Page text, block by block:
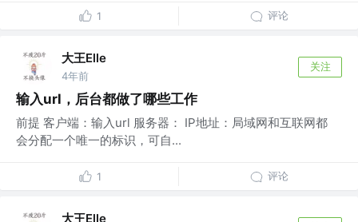
1 评论
大王Elle
4年前
关注
输入url，后台都做了哪些工作
前提 客户端：输入url 服务器： IP地址：局域网和互联网都
会分配一个唯一的标识，可自...
1 评论
大王Elle